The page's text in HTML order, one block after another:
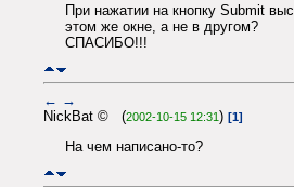
При нажатии на кнопку Submit
этом же окне, а не в другом?
СПАСИБО!!!
← →
NickBat © (2002-10-15 12:31) [1]
На чем написано-то?